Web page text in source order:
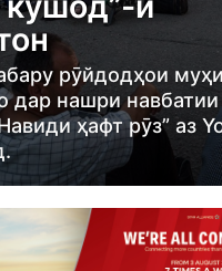
рӯйдодҳои
дар нашри
ҳафт рӯз” аз